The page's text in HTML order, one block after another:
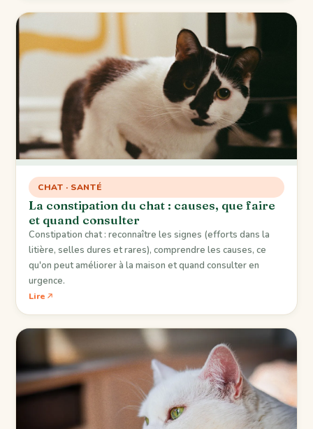
CHAT · SANTÉ
La constipation du chat : causes, que faire
et quand consulter
Constipation chat : reconnaître les signes (efforts dans la
litière, selles dures et rares), comprendre les causes, ce
qu'on peut améliorer à la maison et quand consulter en
urgence.
Lire